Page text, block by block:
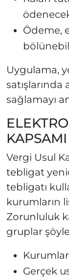
Ödeme,
Uygulama,
satışlarında
sağlamayı
Vergi Usul
tebligat
tebligatı
kurumların
Zorunluluk
gruplar
Gerçek